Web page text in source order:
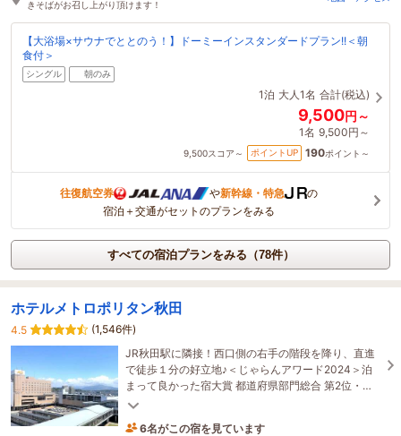
きそばがお召し上がり頂けます！
【大浴場×サウナでととのう！】ドーミーインスタンダードプラン!!＜朝
食付＞
シングル 朝のみ
1泊 大人1名 合計(税込)
9,500円～
1名 9,500円～
9,500スコア～ ポイントUP 190ポイント～
往復航空券 や新幹線・特急
の
宿泊＋交通がセットのプランをみる
すべての宿泊プランをみる（78件）
ホテルメトロポリタン秋田
4.5
(1,546件)
JR秋田駅に隣接！西口側の右手の階段を降り、直進
で徒歩１分の好立地♪＜じゃらんアワード2024＞泊
まって良かった宿大賞 都道府県部門総合 第2位・売
れた宿大賞 都道府県部門 第3位（101～300室）
6名がこの宿を見ています